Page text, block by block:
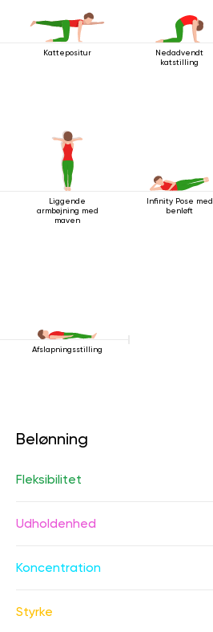
Kattepositur
Nedadvendt
katstilling
Liggende
armbøjning med
maven
Infinity Pose med
benløft
Afslapningsstilling
Belønning
Fleksibilitet
Udholdenhed
Koncentration
Styrke